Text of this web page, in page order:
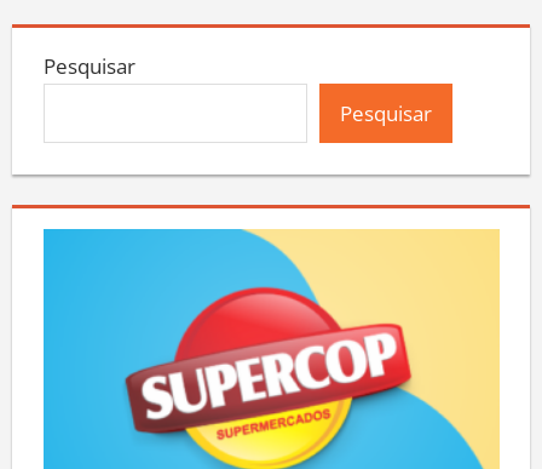
Pesquisar
Pesquisar